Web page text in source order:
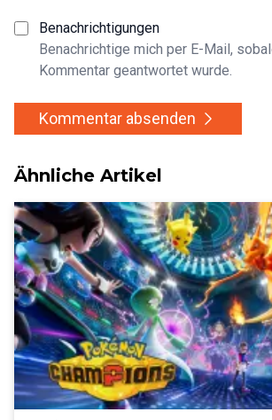
Benachrichtigungen
Benachrichtige mich per E-Mail,
Kommentar geantwortet wurde.
Kommentar absenden
Ähnliche Artikel